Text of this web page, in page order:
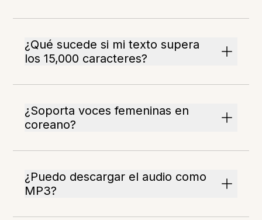
¿Qué sucede si mi texto supera
los 15,000 caracteres?
¿Soporta voces femeninas en
coreano?
¿Puedo descargar el audio como
MP3?